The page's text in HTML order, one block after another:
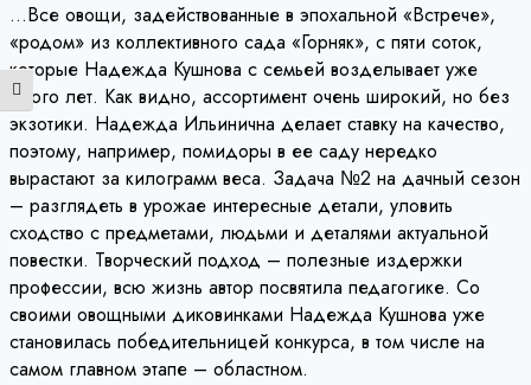
Переключить на высокую контрастность
…Все овощи, задействованные в эпохальной «Встрече»,
«родом» из коллективного сада «Горняк», с пяти соток,
которые Надежда Кушнова с семьей возделывает уже
много лет. Как видно, ассортимент очень широкий, но без
экзотики. Надежда Ильинична делает ставку на качество,
поэтому, например, помидоры в ее саду нередко
вырастают за килограмм веса. Задача №2 на дачный сезон
– разглядеть в урожае интересные детали, уловить
сходство с предметами, людьми и деталями актуальной
повестки. Творческий подход – полезные издержки
профессии, всю жизнь автор посвятила педагогике. Со
своими овощными диковинками Надежда Кушнова уже
становилась победительницей конкурса, в том числе на
самом главном этапе – областном.